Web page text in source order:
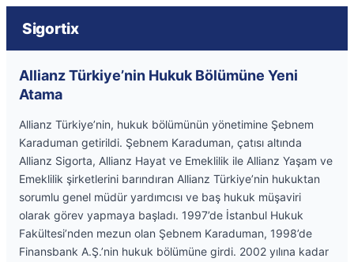
Sigortix
Allianz Türkiye’nin Hukuk Bölümüne Yeni
Atama
Allianz Türkiye’nin, hukuk bölümünün yönetimine Şebnem
Karaduman getirildi. Şebnem Karaduman, çatısı altında
Allianz Sigorta, Allianz Hayat ve Emeklilik ile Allianz Yaşam ve
Emeklilik şirketlerini barındıran Allianz Türkiye’nin hukuktan
sorumlu genel müdür yardımcısı ve baş hukuk müşaviri
olarak görev yapmaya başladı. 1997’de İstanbul Hukuk
Fakültesi’nden mezun olan Şebnem Karaduman, 1998’de
Finansbank A.Ş.’nin hukuk bölümüne girdi. 2002 yılına kadar